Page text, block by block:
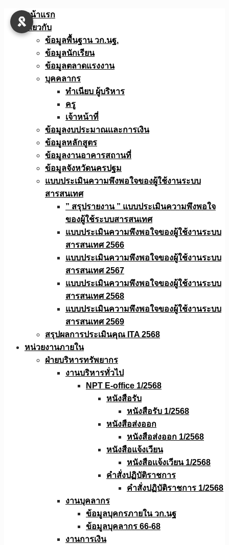
Skip
หน้าแรก
เกี่ยวกับ
ข้อมูลพื้นฐาน วก.นฐ.
ข้อมูลนักเรียน
ข้อมูลตลาดแรงงาน
บุคคลากร
ทำเนียบ ผู้บริหาร
ครู
เจ้าหน้าที่
ข้อมูลงบประมาณเเละการเงิน
ข้อมูลหลักสูตร
ข้อมูลงานอาคารสถานที่
ข้อมูลจังหวัดนครปฐม
แบบประเมินความพึงพอใจของผู้ใช้งานระบบ
สารสนเทศ
” สรุปรายงาน ” แบบประเมินความพึงพอใจ
ของผู้ใช้ระบบสารสนเทศ
แบบประเมินความพึงพอใจของผู้ใช้งานระบบ
สารสนเทศ 2566
แบบประเมินความพึงพอใจของผู้ใช้งานระบบ
สารสนเทศ 2567
แบบประเมินความพึงพอใจของผู้ใช้งานระบบ
สารสนเทศ 2568
แบบประเมินความพึงพอใจของผู้ใช้งานระบบ
สารสนเทศ 2569
สรุปผลการประเมินคุณ ITA 2568
หน่วยงานภายใน
ฝ่ายบริหารทรัพยากร
งานบริหารทั่วไป
NPT E-office 1/2568
หนังสือรับ
หนังสือรับ 1/2568
หนังสือส่งออก
หนังสือส่งออก 1/2568
หนังสือแจ้งเวียน
หนังสือเเจ้งเวียน 1/2568
คำสั่งปฏิบัติราชการ
คำสั่งปฏิบัติราชการ 1/2568
งานบุคลากร
ข้อมูลบุคกรภายใน วก.นฐ
ข้อมูลบุคลากร 66-68
งานการเงิน